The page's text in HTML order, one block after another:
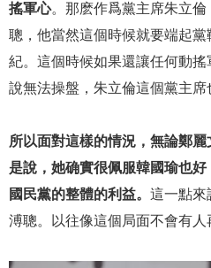
搖軍心。那麽作爲黨主席朱立
聰，他當然這個時候就要端起
紀。這個時候如果還讓任何動
說無法操盤，朱立倫這個黨主席
所以面對這樣的情況，無論鄭
是說，她确實很佩服韓國瑜也
國民黨的整體的利益。 這一點來
溥聰。以往像這個局面不會有人